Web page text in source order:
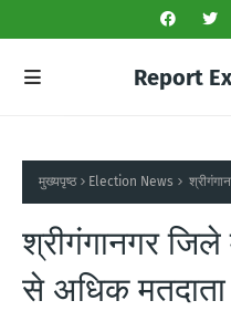
Report
मुख्यपृष्ठ Election News
श्रीगंगानगर
से अधिक मतदाता